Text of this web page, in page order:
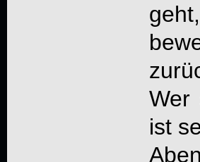
Wer
ist